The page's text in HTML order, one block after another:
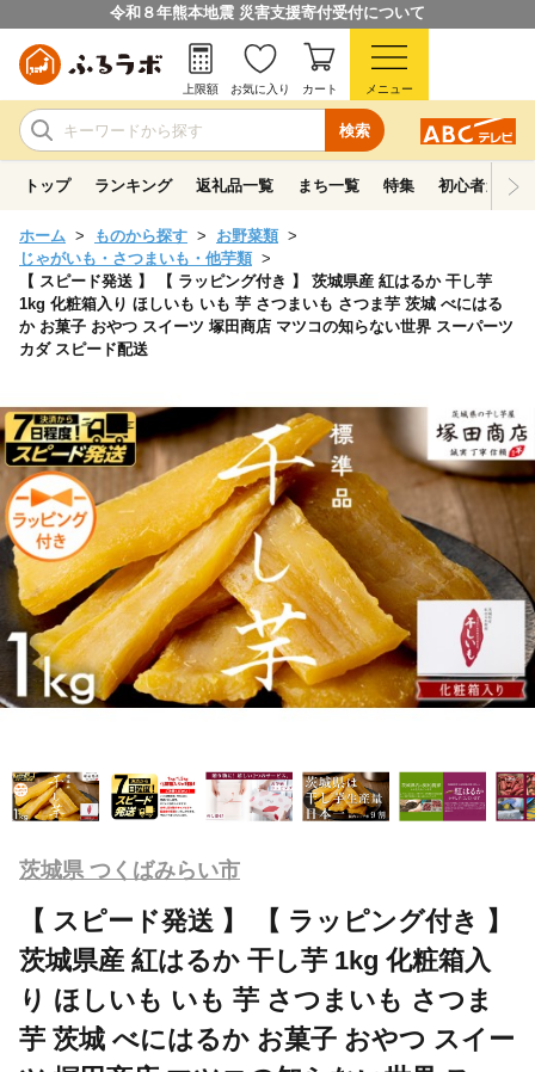
令和８年熊本地震 災害支援寄付受付について
検索
上限額 お気に入り カート メニュー
トップ ランキング 返礼品一覧 まち一覧 特集 初心者ガイド
ホーム ものから探す
お野菜類
じゃがいも・さつまいも・他芋類
【 スピード発送 】 【 ラッピング付き 】 茨城県産 紅はるか 干し芋
1kg 化粧箱入り ほしいも いも 芋 さつまいも さつま芋 茨城 べにはる
か お菓子 おやつ スイーツ 塚田商店 マツコの知らない世界 スーパーツ
カダ スピード配送
茨城県 つくばみらい市
【 スピード発送 】 【 ラッピング付き 】
茨城県産 紅はるか 干し芋 1kg 化粧箱入
り ほしいも いも 芋 さつまいも さつま
芋 茨城 べにはるか お菓子 おやつ スイー